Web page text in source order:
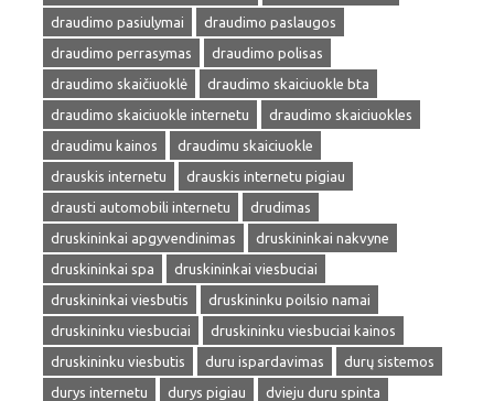
draudimo pasiulymai
draudimo paslaugos
draudimo perrasymas
draudimo polisas
draudimo skaičiuoklė
draudimo skaiciuokle bta
draudimo skaiciuokle internetu
draudimo skaiciuokles
draudimu kainos
draudimu skaiciuokle
drauskis internetu
drauskis internetu pigiau
drausti automobili internetu
drudimas
druskininkai apgyvendinimas
druskininkai nakvyne
druskininkai spa
druskininkai viesbuciai
druskininkai viesbutis
druskininku poilsio namai
druskininku viesbuciai
druskininku viesbuciai kainos
druskininku viesbutis
duru ispardavimas
durų sistemos
durys internetu
durys pigiau
dvieju duru spinta